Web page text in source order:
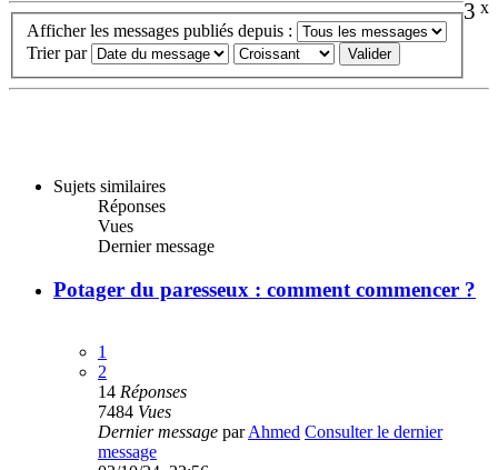
3 x
Afficher les messages publiés depuis :
Trier par
Sujets similaires
Réponses
Vues
Dernier message
Potager du paresseux : comment commencer ?
1
2
14 Réponses
7484 Vues
Dernier message parAhmed Consulter le dernier
message